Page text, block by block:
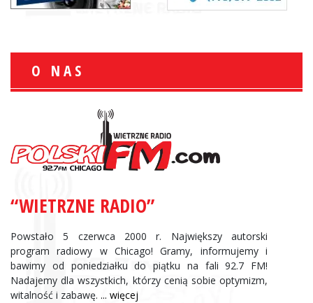
O NAS
“WIETRZNE RADIO”
Powstało 5 czerwca 2000 r. Największy autorski
program radiowy w Chicago! Gramy, informujemy i
bawimy od poniedziałku do piątku na fali 92.7 FM!
Nadajemy dla wszystkich, którzy cenią sobie optymizm,
witalność i zabawę. ... więcej